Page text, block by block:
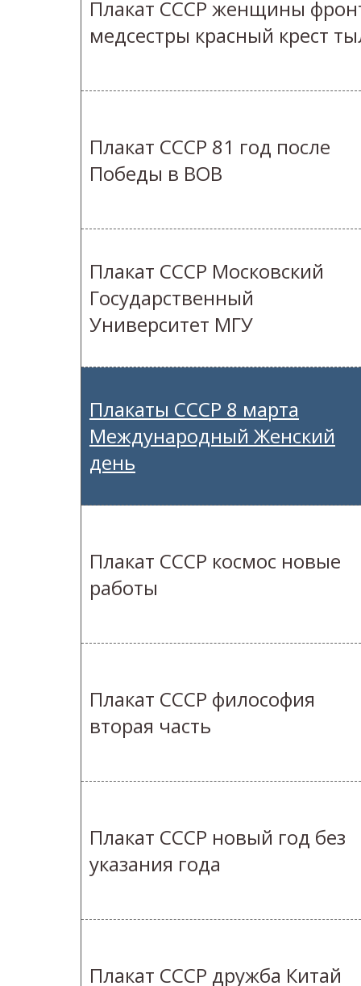
Плакат СССР женщины
медсестры красный крест
Плакат СССР 81 год после
Победы в ВОВ
Плакат СССР Московский
Государственный
Университет МГУ
Плакаты СССР 8 марта
Международный Женский
день
Плакат СССР космос новые
работы
Плакат СССР философия
вторая часть
Плакат СССР новый год без
указания года
Плакат СССР дружба Китай